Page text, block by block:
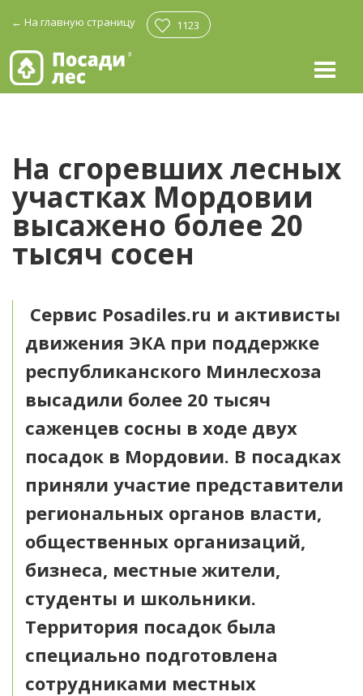
← На главную страницу 1123
На сгоревших лесных
участках Мордовии
высажено более 20
тысяч сосен
Сервис Posadiles.ru и активисты
движения ЭКА при поддержке
республиканского Минлесхоза
высадили более 20 тысяч
саженцев сосны в ходе двух
посадок в Мордовии. В посадках
приняли участие представители
региональных органов власти,
общественных организаций,
бизнеса, местные жители,
студенты и школьники.
Территория посадок была
специально подготовлена
сотрудниками местных